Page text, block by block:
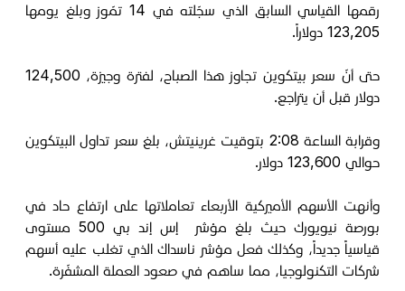
رقمها القياسي السابق الذي سجّلته في 14 تمّوز وبلغ يومها
123,205 دولاراً.
حتى أنّ سعر بيتكوين تجاوز هذا الصباح، لفترة وجيزة، 124,500
دولار قبل أن يتراجع.
وقرابة الساعة 2:08 بتوقيت غرينيتش، بلغ سعر تداول البيتكوين
حوالي 123,600 دولار.
وأنهت الأسهم الأميركية الأربعاء تعاملاتها على ارتفاع حاد في
بورصة نيويورك حيث بلغ مؤشر إس إند بي 500 مستوى
قياسياً جديداً، وكذلك فعل مؤشر ناسداك الذي تغلب عليه أسهم
شركات التكنولوجيا، مما ساهم في صعود العملة المشفّرة.